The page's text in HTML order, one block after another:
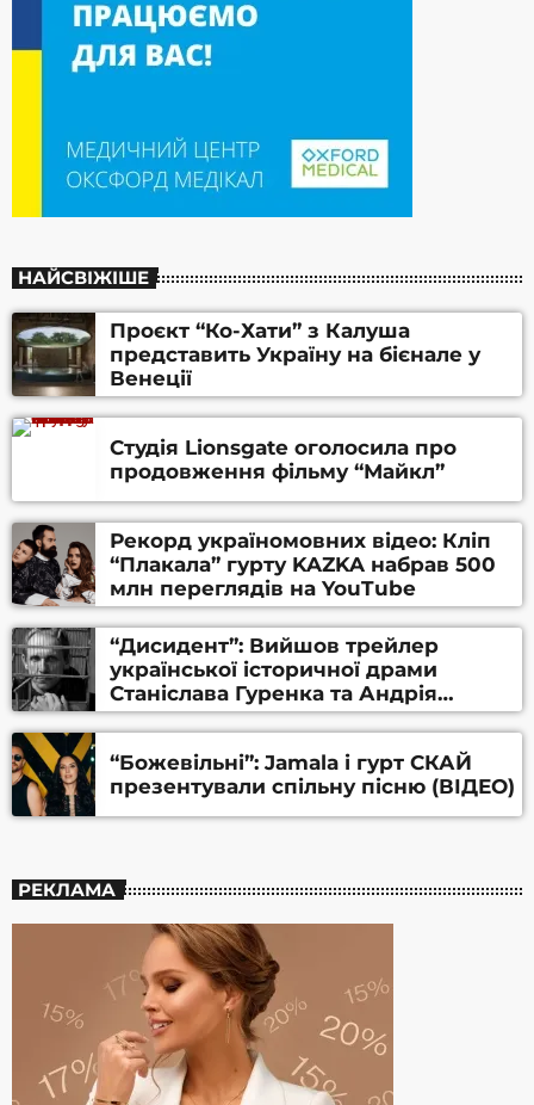
НАЙСВІЖІШЕ
Проєкт “Ко-Хати” з Калуша
представить Україну на бієнале у
Венеції
Студія Lionsgate оголосила про
продовження фільму “Майкл”
Рекорд україномовних відео: Кліп
“Плакала” гурту KAZKA набрав 500
млн переглядів на YouTube
“Дисидент”: Вийшов трейлер
української історичної драми
Станіслава Гуренка та Андрія
Алфьорова (ВІДЕО)
“Божевільні”: Jamala і гурт СКАЙ
презентували спільну пісню (ВІДЕО)
РЕКЛАМА